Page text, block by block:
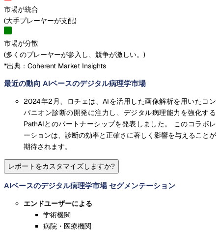
市場が統合
(大手プレーヤーが支配)
市場が分散
(多くのプレーヤーが参入し、競争が激しい。 )
*出典：Coherent Market Insights
最近の動向 AIベースのデジタル病理学市場
2024年2月、ロチェは、AIを活用した画像解析を用いたコン
パニオン診断の開発に注力し、デジタル病理能力を強化する
PathAIとのパートナーシップを発表しました。 このコラボレ
ーションは、診断の効率と正確さに著しく影響を与えることが
期待されます。
レポートをカスタマイズしますか?
AIベースのデジタル病理学市場 セグメンテーション
エンドユーザーによる
学術機関
病院・医療機関